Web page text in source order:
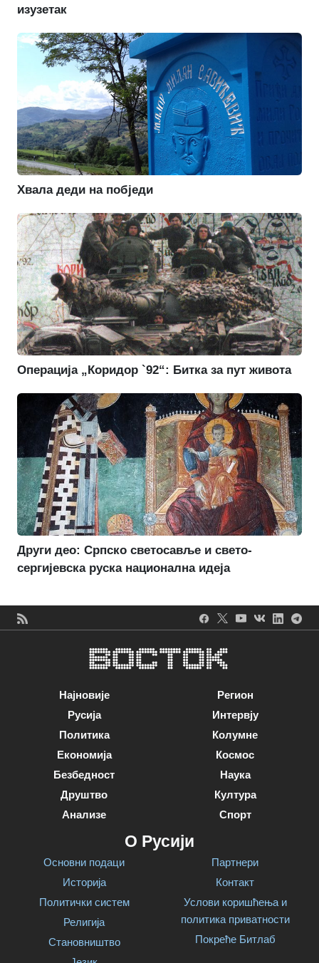
изузетак
Хвала деди на побједи
Операција „Коридор `92“: Битка за пут живота
Други део: Српско светосавље и свето-
сергијевска руска национална идеја
Најновије
Русија
Политика
Економија
Безбедност
Друштво
Анализе
Регион
Интервју
Колумне
Космос
Наука
Култура
Спорт
О Русији
Основни подаци
Историја
Политички систем
Религија
Становништво
Партнери
Контакт
Услови коришћења и
политика приватности
Покреће Битлаб